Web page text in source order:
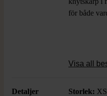
för både
Visa all
Detaljer Storlek: XS